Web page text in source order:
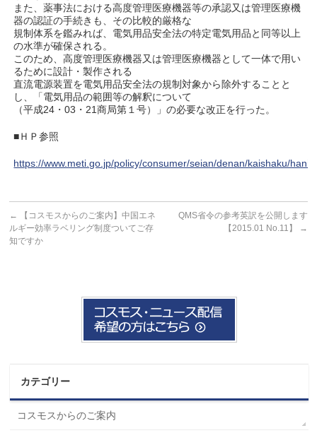
また、薬事法における高度管理医療機器等の承認又は管理医療機
器の認証の手続きも、その比較的厳格な
規制体系を鑑みれば、電気用品安全法の特定電気用品と同等以上
の水準が確保される。
このため、高度管理医療機器又は管理医療機器として一体で用い
るために設計・製作される
直流電源装置を電気用品安全法の規制対象から除外することと
し、「電気用品の範囲等の解釈について
（平成24・03・21商局第１号）」の必要な改正を行った。
■ＨＰ参照
https://www.meti.go.jp/policy/consumer/seian/denan/kaishaku/
←
【コスモスからのご案内】中国エネ
ルギー効率ラベリング制度ついてご存
知ですか
QMS省令の参考英訳を公開します
【2015.01 No.11】
→
カテゴリー
コスモスからのご案内